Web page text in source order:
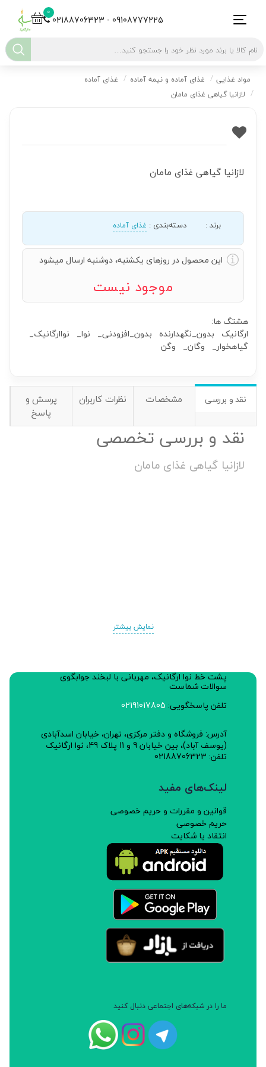
0
02188706323 - 09108777225
مواد غذایی غذای آماده و نیمه آماده
غذای آماده
لازانیا گیاهی غذای مامان
لازانیا گیاهی غذای مامان
برند: دسته‌بندی : غذای آماده
این محصول در روزهای یکشنبه، دوشنبه ارسال میشود
موجود نیست
هشتگ ها:
ارگانیک بدون_نگهدارنده بدون_افزودنی_ نوا_ نواارگانیک_
گیاهخوار_ وگان_ وگن
نقد و بررسی مشخصات نظرات کاربران
پرسش و
پاسخ
نقد و بررسی تخصصی
لازانیا گیاهی غذای مامان
نمایش بیشتر
پشت خط نوا ارگانیک، مهربانی با لبخند جوابگوی
سوالات شماست
تلفن پاسخگویی: 02191017805
آدرس: فروشگاه و دفتر مرکزی، تهران، خیابان اسدآبادی
(یوسف آباد)، بین خیابان 9 و 11 پلاک 49، نوا ارگانیک
تلفن: 02188706323
لینک‌های مفید
قوانین و مقررات و حریم خصوصی
حریم خصوصی
انتقاد یا شکایت
ما را در شبکه‌های اجتماعی دنبال کنید